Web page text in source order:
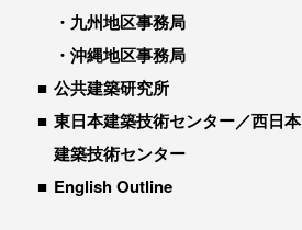
九州地区事務局
沖縄地区事務局
公共建築研究所
東日本建築技術センター／西日本
建築技術センター
English Outline